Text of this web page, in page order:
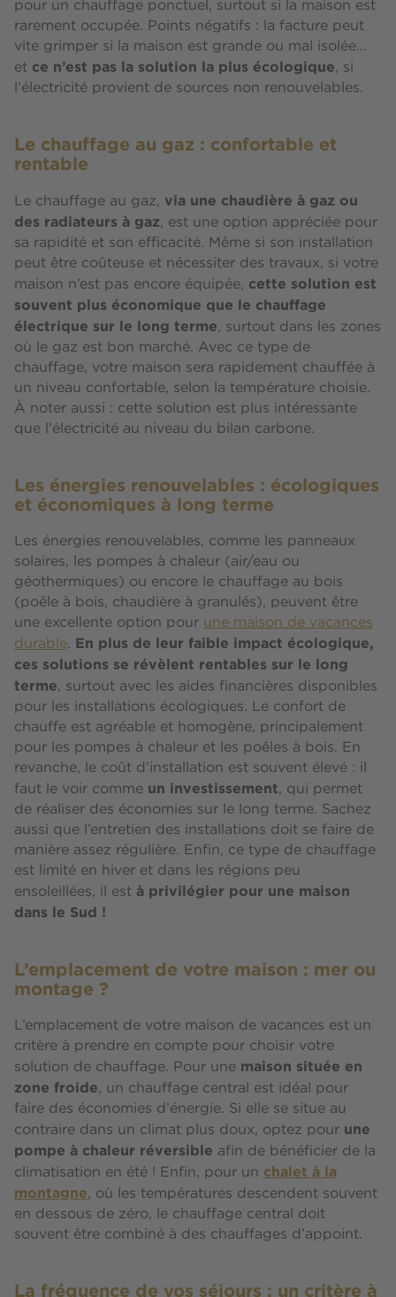
pour un chauffage ponctuel, surtout si la maison est
rarement occupée. Points négatifs : la facture peut
vite grimper si la maison est grande ou mal isolée…
et ce n’est pas la solution la plus écologique, si
l’électricité provient de sources non renouvelables.
Le chauffage au gaz : confortable et
rentable
Le chauffage au gaz, via une chaudière à gaz ou
des radiateurs à gaz, est une option appréciée pour
sa rapidité et son efficacité. Même si son installation
peut être coûteuse et nécessiter des travaux, si votre
maison n’est pas encore équipée, cette solution est
souvent plus économique que le chauffage
électrique sur le long terme, surtout dans les zones
où le gaz est bon marché. Avec ce type de
chauffage, votre maison sera rapidement chauffée à
un niveau confortable, selon la température choisie.
À noter aussi : cette solution est plus intéressante
que l’électricité au niveau du bilan carbone.
Les énergies renouvelables : écologiques
et économiques à long terme
Les énergies renouvelables, comme les panneaux
solaires, les pompes à chaleur (air/eau ou
géothermiques) ou encore le chauffage au bois
(poêle à bois, chaudière à granulés), peuvent être
une excellente option pour une maison de vacances
durable. En plus de leur faible impact écologique,
ces solutions se révèlent rentables sur le long
terme, surtout avec les aides financières disponibles
pour les installations écologiques. Le confort de
chauffe est agréable et homogène, principalement
pour les pompes à chaleur et les poêles à bois. En
revanche, le coût d’installation est souvent élevé : il
faut le voir comme un investissement, qui permet
de réaliser des économies sur le long terme. Sachez
aussi que l’entretien des installations doit se faire de
manière assez régulière. Enfin, ce type de chauffage
est limité en hiver et dans les régions peu
ensoleillées, il est à privilégier pour une maison
dans le Sud !
L’emplacement de votre maison : mer ou
montage ?
L’emplacement de votre maison de vacances est un
critère à prendre en compte pour choisir votre
solution de chauffage. Pour une maison située en
zone froide, un chauffage central est idéal pour
faire des économies d’énergie. Si elle se situe au
contraire dans un climat plus doux, optez pour une
pompe à chaleur réversible afin de bénéficier de la
climatisation en été ! Enfin, pour un chalet à la
montagne, où les températures descendent souvent
en dessous de zéro, le chauffage central doit
souvent être combiné à des chauffages d’appoint.
La fréquence de vos séjours : un critère à